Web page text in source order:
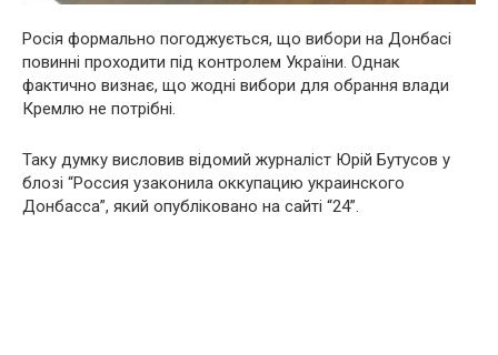
Росія формально погоджується, що вибори на Донбасі
повинні проходити під контролем України. Однак
фактично визнає, що жодні вибори для обрання влади
Кремлю не потрібні.
Таку думку висловив відомий журналіст Юрій Бутусов у
блозі “Россия узаконила оккупацию украинского
Донбасса”, який опубліковано на сайті “24”.